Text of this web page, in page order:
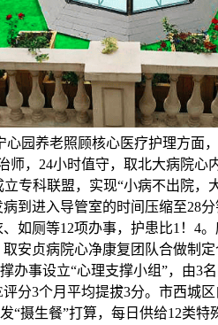
心园养老照顾核心医疗护理方面
师，24小时值守，取北大病院心
专科联盟，实现“小病不出院，
到进入导管室的时间压缩至28
如厕等12项办事，护患比1！4
安贞病院心净康复团队合做制
办事设立“心理支撑小组”，由3
分3个月平均提拔3分。市西城
“摄生餐”打算，每日供给12类特